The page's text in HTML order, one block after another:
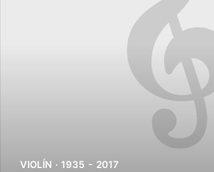
VIOLÍN · 1935 - 2017